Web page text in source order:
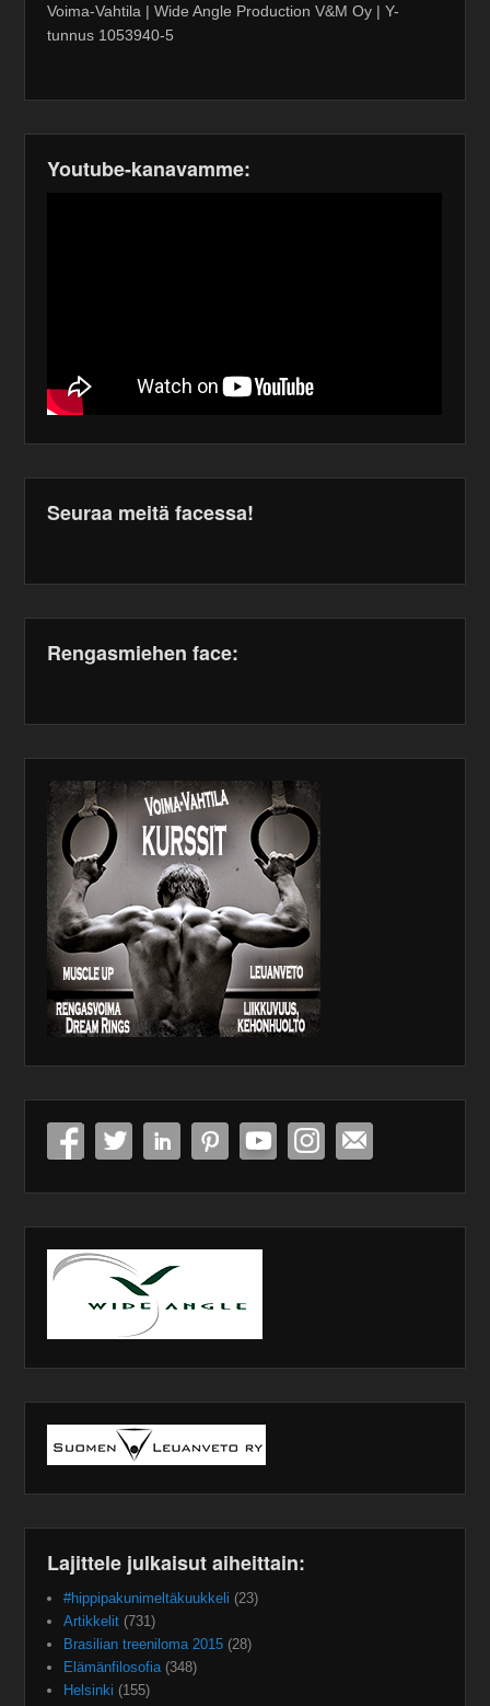
Voima-Vahtila | Wide Angle Production V&M Oy | Y-
tunnus 1053940-5
Youtube-kanavamme:
Seuraa meitä facessa!
Rengasmiehen face:
Lajittele julkaisut aiheittain:
#hippipakunimeltäkuukkeli (23)
Artikkelit (731)
Brasilian treeniloma 2015 (28)
Elämänfilosofia(348)
Helsinki (155)